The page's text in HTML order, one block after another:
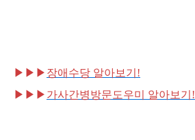
▶ ▶ ▶ 장애수당 알아보기!
▶ ▶ ▶ 가사간병방문도우미 알아보기!